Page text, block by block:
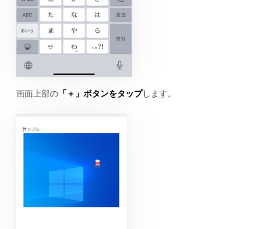
画面上部の「＋」ボタンをタップします。